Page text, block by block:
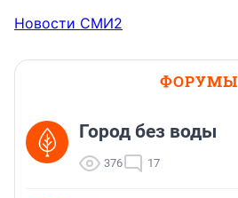
Новости СМИ2
ФОРУМЫ
Город без воды
376 17